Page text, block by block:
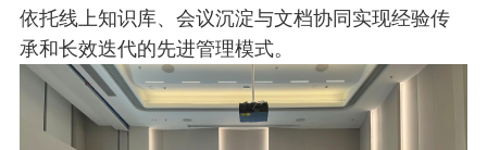
依托线上知识库、会议沉淀与文档协同实现经验传
承和长效迭代的先进管理模式。